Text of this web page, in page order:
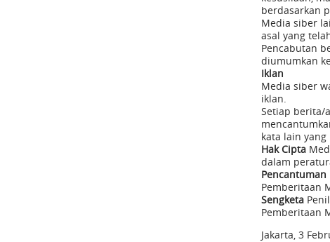
berdasarkan
Media siber
asal yang
Pencabutan
diumumkan
Iklan
Media siber
iklan.
Setiap berita/
kata lain
Hak Cipta
dalam
Pencantuman
Pemberitaan
Sengketa
Pemberitaan
Jakarta, 3